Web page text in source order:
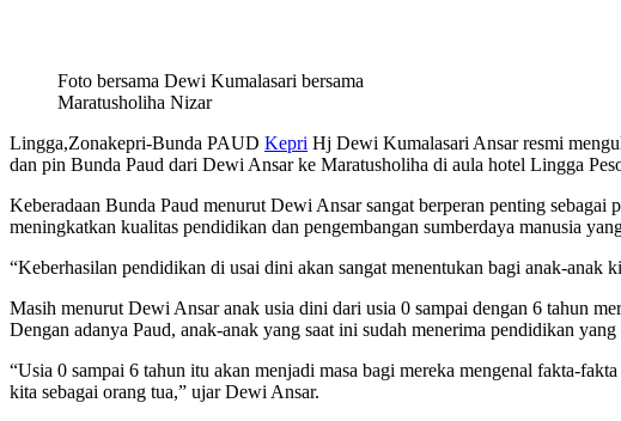
Foto bersama Dewi Kumalasari bersama
Maratusholiha Nizar
Lingga,Zonakepri-Bunda PAUD Kepri Hj Dewi Kumalasari Ansar resmi
dan pin Bunda Paud dari Dewi Ansar ke Maratusholiha di aula hotel Lingga
Keberadaan Bunda Paud menurut Dewi Ansar sangat berperan penting
meningkatkan kualitas pendidikan dan pengembangan sumberdaya manusia
“Keberhasilan pendidikan di usai dini akan sangat menentukan bagi anak-
Masih menurut Dewi Ansar anak usia dini dari usia 0 sampai dengan 6 tahun
Dengan adanya Paud, anak-anak yang saat ini sudah menerima pendidikan
“Usia 0 sampai 6 tahun itu akan menjadi masa bagi mereka mengenal fakta-
kita sebagai orang tua,” ujar Dewi Ansar.